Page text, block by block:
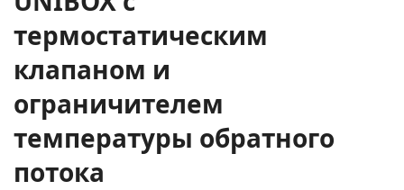
термостатическим
клапаном и
ограничителем
температуры обратного
потока